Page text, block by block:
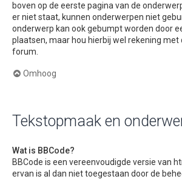
boven op de eerste pagina van de
er niet staat, kunnen onderwerpen niet
onderwerp kan ook gebumpt worden door
plaatsen, maar hou hierbij wel rekening met
forum.
Omhoog
Tekstopmaak en
Wat is BBCode?
BBCode is een vereenvoudigde versie van
ervan is al dan niet toegestaan door de